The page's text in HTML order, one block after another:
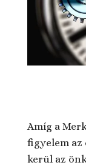
Amíg a
figyelem
kerül az